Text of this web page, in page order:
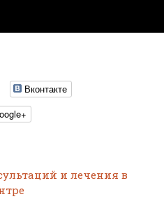
Вконтакте
и лечения в